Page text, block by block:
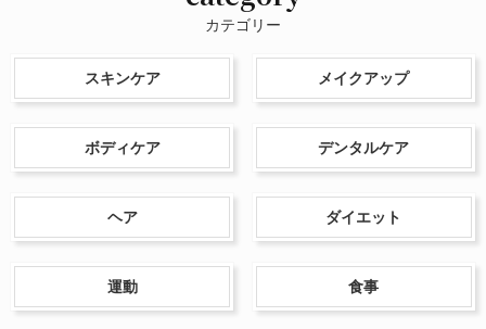
カテゴリー
スキンケア メイクアップ
ボディケア デンタルケア
ヘア ダイエット
運動 食事